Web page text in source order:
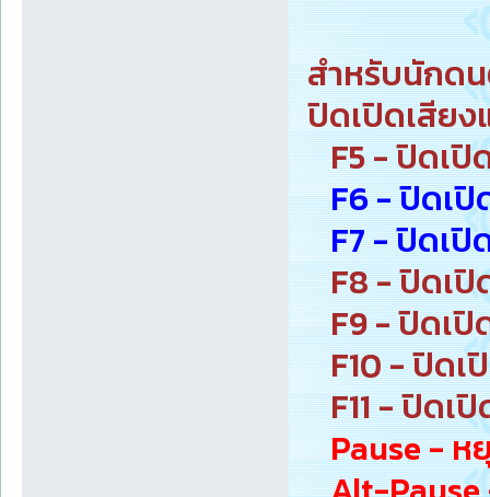
สำหรับนักด
ปิดเปิดเสียง
F5 - ปิดเปิ
F6 - ปิดเปิ
F7 - ปิดเปิด
F8 - ปิดเปิ
F9 - ปิดเปิ
F10 - ปิดเ
F11 - ปิดเปิ
Pause - ห